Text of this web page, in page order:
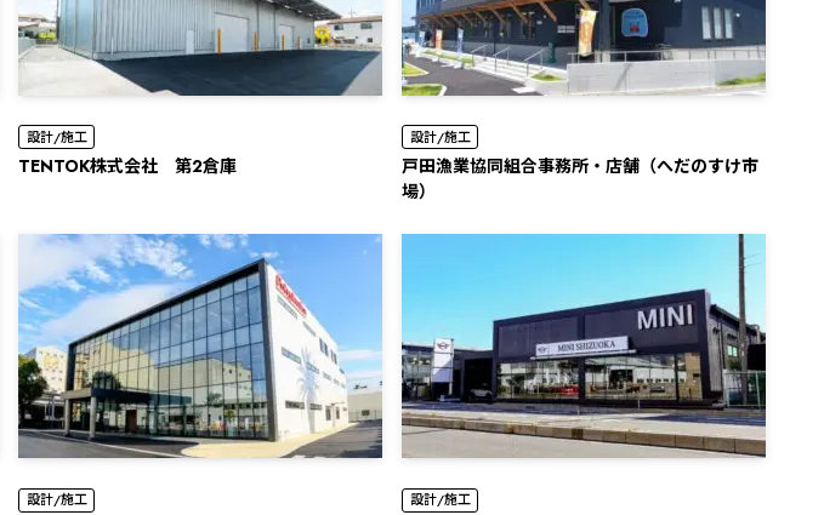
設計/施工
TENTOK株式会社 第2倉庫
設計/施工
⼾⽥漁業協同組合事務所・店舗（へだのすけ市
場）
設計/施工 設計/施工